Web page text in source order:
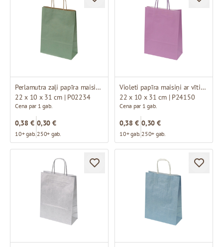
Perlamutra zaļi papīra maisiņi ar brūniem vītiem rokturiem
22 x 10 x 31 cm | P02234
Cena par 1 gab.
0,38 €
10+ gab.
0,30 €
250+ gab.
Violeti papīra maisiņi ar vītiem rokturiem
22 x 10 x 31 cm | P24150
Cena par 1 gab.
0,38 €
10+ gab.
0,30 €
250+ gab.